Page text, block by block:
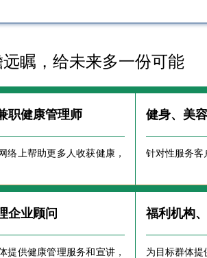
瞩，给未来多一份可能
职健康管理师
络上帮助更多人收获健康，
健身、美
针对性服务客
企业顾问
提供健康管理服务和宣讲，
福利机构
为目标群体提